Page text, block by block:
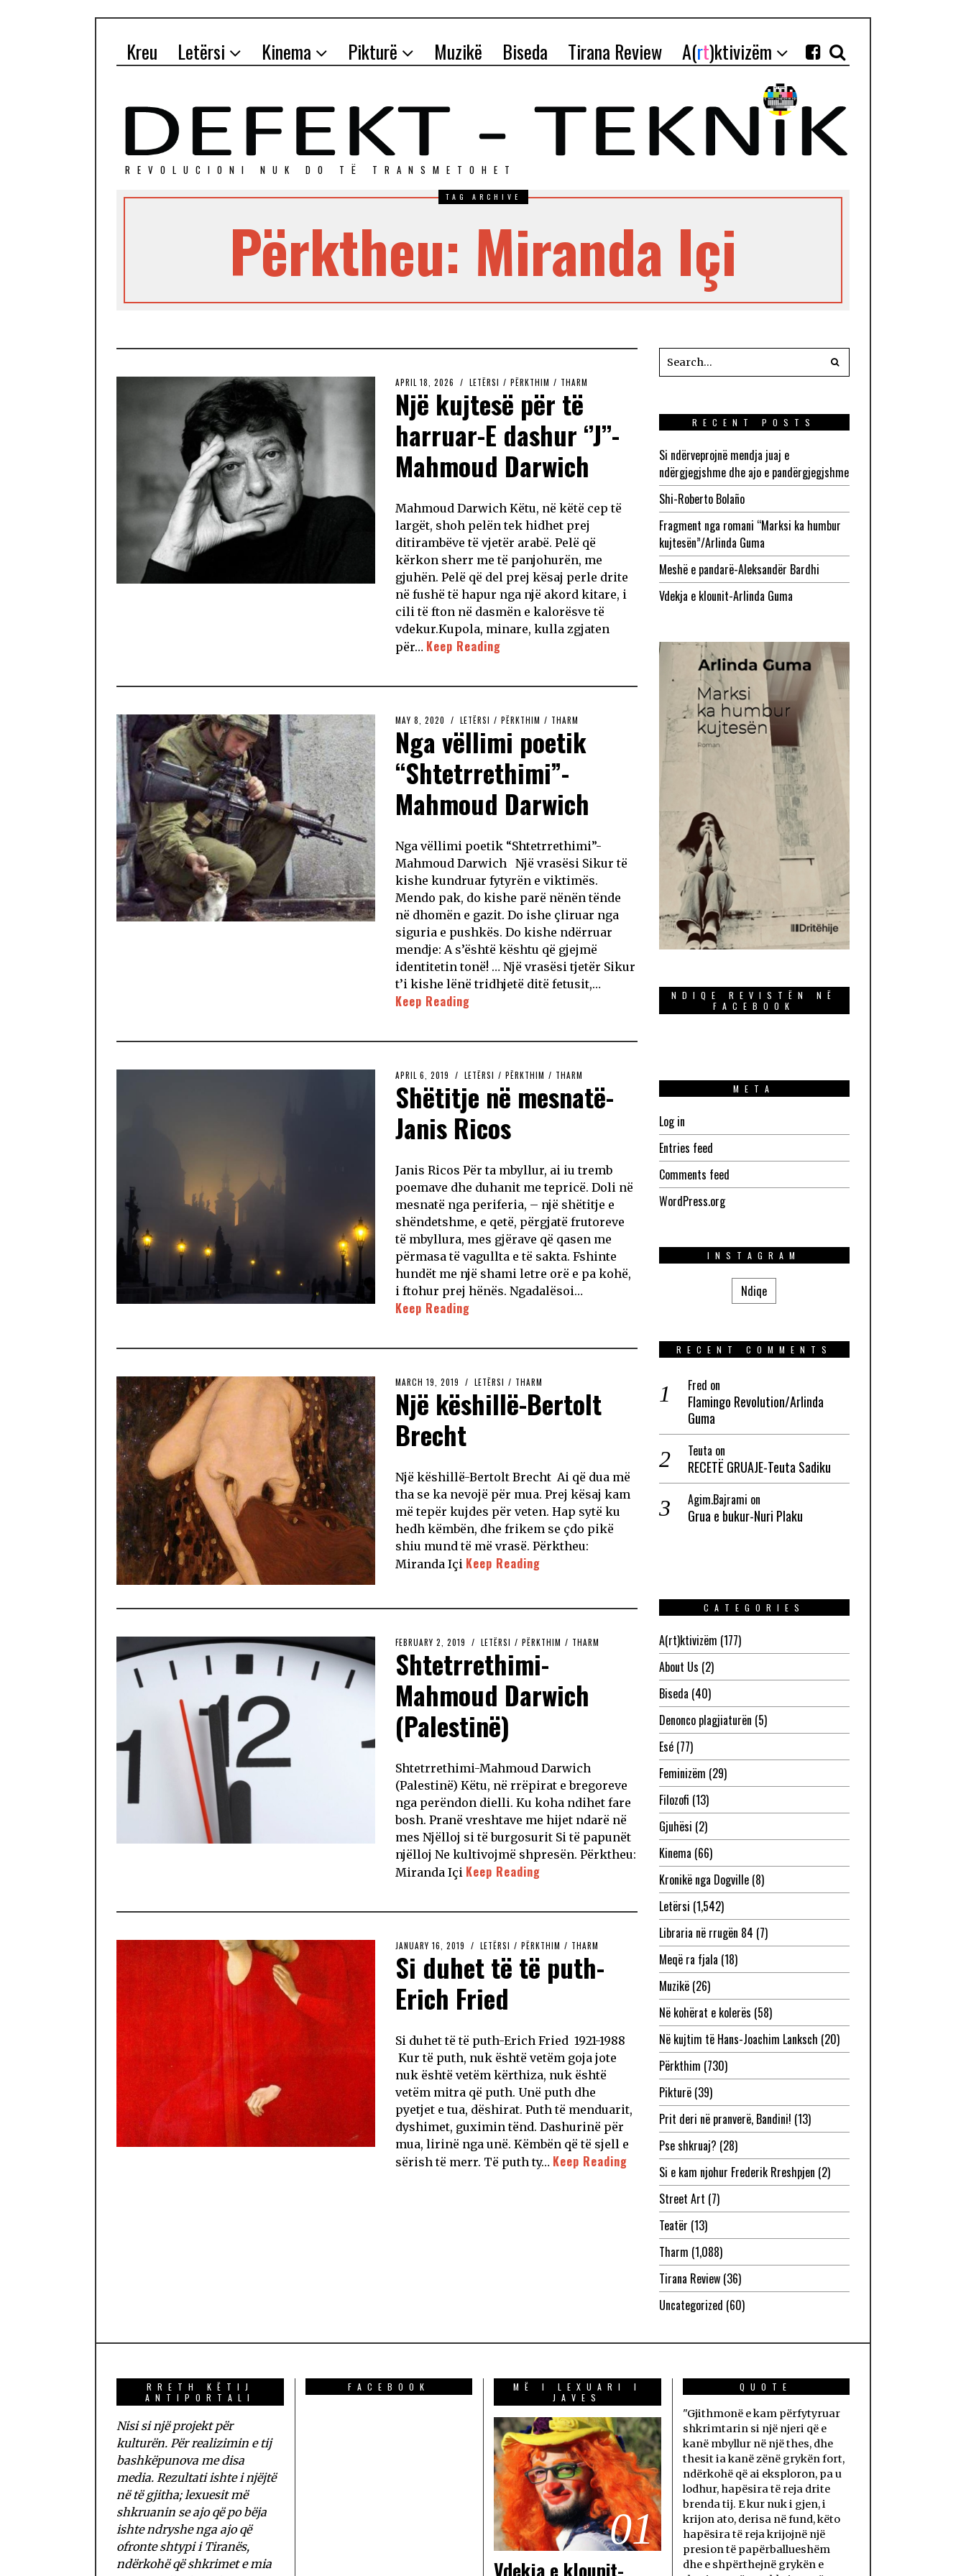
Kreu Letërsi Kinema Pikturë Muzikë Biseda Tirana Review A(rt)ktivizëm
REVOLUCIONI NUK DO TЁ TRANSMETOHET
TAG ARCHIVE
Përktheu: Miranda Içi
APRIL 18, 2026 LETËRSI / PËRKTHIM / THARM
Një kujtesë për të
harruar-E dashur ‘’J’’-
Mahmoud Darwich
Mahmoud Darwich Këtu, në këtë cep të
largët, shoh pelën tek hidhet prej
ditirambëve të vjetër arabë. Pelë që
kërkon sherr me të panjohurën, me
gjuhën. Pelë që del prej kësaj perle drite
në fushë të hapur nga një akord kitare, i
cili të fton në dasmën e kalorësve të
vdekur.Kupola, minare, kulla zgjaten
për… Keep Reading
MAY 8, 2020 LETËRSI / PËRKTHIM / THARM
Nga vëllimi poetik
“Shtetrrethimi”-
Mahmoud Darwich
Nga vëllimi poetik “Shtetrrethimi”-
Mahmoud Darwich Një vrasësi Sikur të
kishe kundruar fytyrën e viktimës.
Mendo pak, do kishe parë nënën tënde
në dhomën e gazit. Do ishe çliruar nga
siguria e pushkës. Do kishe ndërruar
mendje: A s’është kështu që gjejmë
identitetin tonë! … Një vrasësi tjetër Sikur
t’i kishe lënë tridhjetë ditë fetusit,…
Keep Reading
APRIL 6, 2019 LETËRSI / PËRKTHIM / THARM
Shëtitje në mesnatë-
Janis Ricos
Janis Ricos Për ta mbyllur, ai iu tremb
poemave dhe duhanit me tepricë. Doli në
mesnatë nga periferia, – një shëtitje e
shëndetshme, e qetë, përgjatë frutoreve
të mbyllura, mes gjërave që qasen me
përmasa të vagullta e të sakta. Fshinte
hundët me një shami letre orë e pa kohë,
i ftohur prej hënës. Ngadalësoi…
Keep Reading
MARCH 19, 2019 LETËRSI / THARM
Një këshillë-Bertolt
Brecht
Një këshillë-Bertolt Brecht Ai që dua më
tha se ka nevojë për mua. Prej kësaj kam
më tepër kujdes për veten. Hap sytë ku
hedh këmbën, dhe frikem se çdo pikë
shiu mund të më vrasë. Përktheu:
Miranda Içi Keep Reading
FEBRUARY 2, 2019 LETËRSI / PËRKTHIM / THARM
Shtetrrethimi-
Mahmoud Darwich
(Palestinë)
Shtetrrethimi-Mahmoud Darwich
(Palestinë) Këtu, në rrëpirat e bregoreve
nga perëndon dielli. Ku koha ndihet fare
bosh. Pranë vreshtave me hijet ndarë në
mes Njëlloj si të burgosurit Si të papunët
njëlloj Ne kultivojmë shpresën. Përktheu:
Miranda Içi Keep Reading
JANUARY 16, 2019 LETËRSI / PËRKTHIM / THARM
Si duhet të të puth-
Erich Fried
Si duhet të të puth-Erich Fried 1921-1988
Kur të puth, nuk është vetëm goja jote
nuk është vetëm kërthiza, nuk është
vetëm mitra që puth. Unë puth dhe
pyetjet e tua, dëshirat. Puth të menduarit,
dyshimet, guximin tënd. Dashurinë për
mua, lirinë nga unë. Këmbën që të sjell e
sërish të merr. Të puth ty… Keep Reading
RECENT POSTS
Si ndërveprojnë mendja juaj e
ndërgjegjshme dhe ajo e pandërgjegjshme
Shi-Roberto Bolaño
Fragment nga romani “Marksi ka humbur
kujtesën”/Arlinda Guma
Meshë e pandarë-Aleksandër Bardhi
Vdekja e klounit-Arlinda Guma
NDIQE REVISTËN NË
FACEBOOK
META
Log in
Entries feed
Comments feed
WordPress.org
INSTAGRAM
Ndiqe
RECENT COMMENTS
Fred on
Flamingo Revolution/Arlinda
Guma
Teuta on
RECETË GRUAJE-Teuta Sadiku
Agim.Bajrami on
Grua e bukur-Nuri Plaku
CATEGORIES
A(rt)ktivizëm (177)
About Us (2)
Biseda (40)
Denonco plagjiaturën (5)
Esé(77)
Feminizëm (29)
Filozofi (13)
Gjuhësi (2)
Kinema (66)
Kronikë nga Dogville(8)
Letërsi (1,542)
Libraria në rrugën 84 (7)
Meqë ra fjala (18)
Muzikë(26)
Në kohërat e kolerës (58)
Në kujtim të Hans-Joachim Lanksch (20)
Përkthim (730)
Pikturë(39)
Prit deri në pranverë, Bandini! (13)
Pse shkruaj? (28)
Si e kam njohur Frederik Rreshpjen (2)
Street Art (7)
Teatër (13)
Tharm (1,088)
Tirana Review(36)
Uncategorized (60)
RRETH KËTIJ
ANTIPORTALI
Nisi si një projekt për
kulturën. Për realizimin e tij
bashkëpunova me disa
media. Rezultati ishte i njëjtë
në të gjitha; lexuesit më
shkruanin se ajo që po bëja
ishte ndryshe nga ajo që
ofronte shtypi i Tiranës,
ndërkohë që shkrimet e mia
FACEBOOK
MË I LEXUARI I
JAVES
01
Vdekja e klounit-
QUOTE
"Gjithmonë e kam përfytyruar
shkrimtarin si një njeri që e
kanë mbyllur në një thes, dhe
thesit ia kanë zënë grykën fort,
ndërkohë që ai eksploron, pa u
lodhur, hapësira të reja drite
brenda tij. E kur nuk i gjen, i
krijon ato, derisa në fund, këto
hapësira të reja krijojnë një
presion të papërballueshëm
dhe e shpërthejnë grykën e